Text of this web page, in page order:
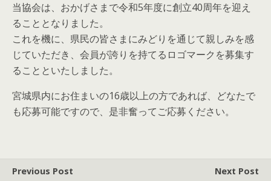
当協会は、おかげさまで令和5年度に創立40周年を迎え
ることとなりました。
これを機に、県民の皆さまにみどりを通じて親しみを感
じていただき、会員が誇りを持てるロゴマークを募集す
ることといたしました。
宮城県内にお住まいの16歳以上の方であれば、どなたで
も応募可能ですので、是非奮ってご応募ください。
Previous Post
Next Post